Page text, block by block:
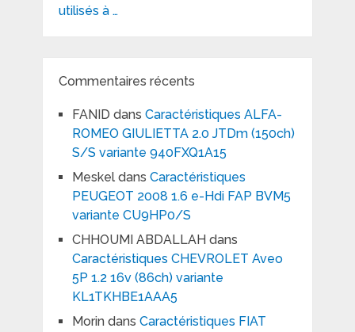
utilisés à …
Commentaires récents
FANID dans Caractéristiques ALFA-
ROMEO GIULIETTA 2.0 JTDm (150ch)
S/S variante 940FXQ1A15
Meskeldans Caractéristiques
PEUGEOT 2008 1.6 e-Hdi FAP BVM5
variante CU9HP0/S
CHHOUMI ABDALLAH dans
Caractéristiques CHEVROLET Aveo
5P 1.2 16v (86ch) variante
KL1TKHBE1AAA5
Morindans Caractéristiques FIAT